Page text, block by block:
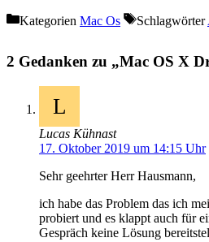
Kategorien Mac Os Schlagwörter
2 Gedanken zu „Mac OS X
L
Lucas Kühnast
17. Oktober 2019 um 14:15 Uhr
Sehr geehrter Herr Hausmann,
ich habe das Problem das ich
probiert und es klappt auch für
Gespräch keine Lösung